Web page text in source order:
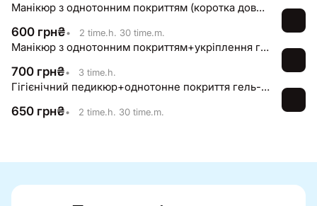
Манікюр з однотонним покриттям (коротка довжина), без укріплення
600 грн₴• 2 time.h. 30 time.m.
Манікюр з однотонним покриттям+укріплення гелем/акригелем (середня довжина)
700 грн₴• 3 time.h.
Гігієнічний педикюр+однотонне покриття гель-лаком
650 грн₴• 2 time.h. 30 time.m.